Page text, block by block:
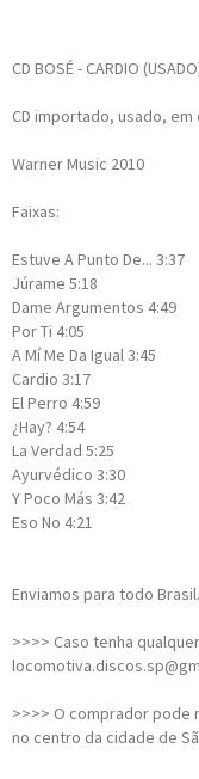
CD BOSÉ - CARDIO
CD importado, usado,
Warner Music 2010
Faixas:
Estuve A Punto De... 3:37
Júrame 5:18
Dame Argumentos 4:49
Por Ti 4:05
A Mí Me Da Igual3:45
Cardio 3:17
El Perro 4:59
¿Hay? 4:54
La Verdad 5:25
Ayurvédico 3:30
Y Poco Más 3:42
Eso No 4:21
Enviamos para todo Brasil.
>>>> Caso tenha
>>>> O comprador pode
no centro da cidade de